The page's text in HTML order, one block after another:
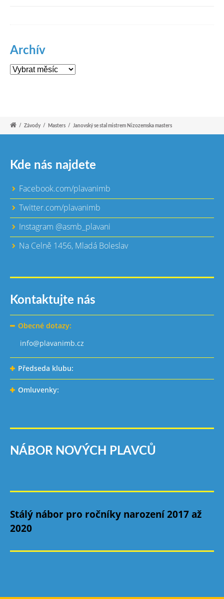
Archív
Archív
/ Závody / Masters / Janovský se stal mistrem Nizozemska masters
Kde nás najdete
Facebook.com/plavanimb
Twitter.com/plavanimb
Instagram @asmb_plavani
Na Celně 1456, Mladá Boleslav
Kontaktujte nás
Obecné dotazy:
info@plavanimb.cz
Předseda klubu:
Omluvenky:
NÁBOR NOVÝCH PLAVCŮ
Stálý nábor pro ročníky narození 2017 až
2020